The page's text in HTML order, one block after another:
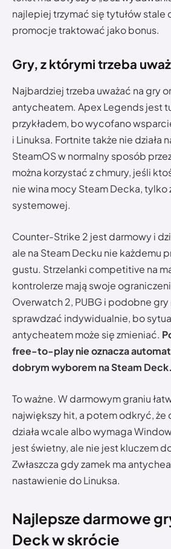
najlepiej trzymać się tytułów stale
promocje traktować jako bonus.
Gry, z którymi trzeba
Najbardziej trzeba uważać na gry
antycheatem. Apex Legends jest
przykładem, bo wycofano
i Linuksa. Fortnite także nie działa
SteamOS w normalny sposób
można korzystać z chmury, jeśli
nie wina mocy Steam Decka,
systemowej.
Counter-Strike 2 jest darmowy i
ale na Steam Decku nie każdemu
gustu. Strzelanki competitive na
kontrolerze mają swoje
Overwatch 2, PUBG i podobne gry
sprawdzać indywidualnie, bo
antycheatem może się zmieniać.
free-to-play nie oznacza
dobrym wyborem na Steam Deck.
To ważne. W darmowym graniu
największy hit, a potem odkryć, że
działa wcale albo wymaga
jest świetny, ale nie jest kluczem
Zwłaszcza gdy zamek ma
nastawienie do Linuksa.
Najlepsze darmowe
Deck w skrócie